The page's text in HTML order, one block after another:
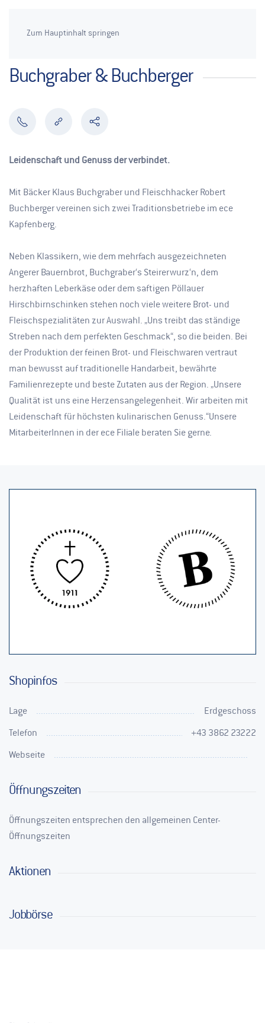
Zum Hauptinhalt springen
Buchgraber & Buchberger
Leidenschaft und Genuss der verbindet.
Mit Bäcker Klaus Buchgraber und Fleischhacker Robert
Buchberger vereinen sich zwei Traditionsbetriebe im ece
Kapfenberg.
Neben Klassikern, wie dem mehrfach ausgezeichneten
Angerer Bauernbrot, Buchgraber‘s Steirerwurz‘n, dem
herzhaften Leberkäse oder dem saftigen Pöllauer
Hirschbirnschinken stehen noch viele weitere Brot- und
Fleischspezialitäten zur Auswahl. „Uns treibt das ständige
Streben nach dem perfekten Geschmack“, so die beiden. Bei
der Produktion der feinen Brot- und Fleischwaren vertraut
man bewusst auf traditionelle Handarbeit, bewährte
Familienrezepte und beste Zutaten aus der Region. „Unsere
Qualität ist uns eine Herzensangelegenheit. Wir arbeiten mit
Leidenschaft für höchsten kulinarischen Genuss.“Unsere
MitarbeiterInnen in der ece Filiale beraten Sie gerne.
Shopinfos
Lage Erdgeschoss
Telefon +43 3862 23222
Webseite
Öffnungszeiten
Öffnungszeiten entsprechen den allgemeinen Center-
Öffnungszeiten
Aktionen
Jobbörse